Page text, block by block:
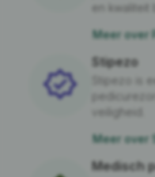
en kwaliteit
Meer over
Stipezo
Stipezo is
veiligheid.
Meer over
Medisch